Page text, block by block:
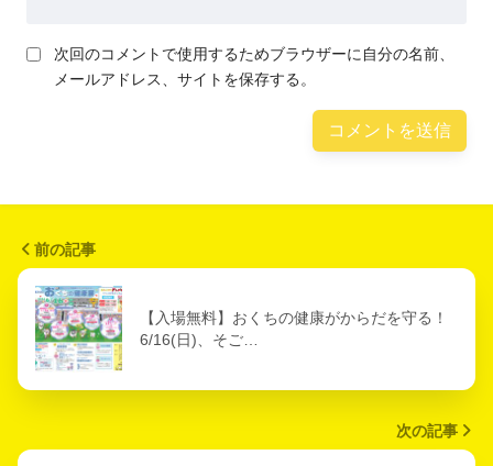
次回のコメントで使用するためブラウザーに自分の名前、
メールアドレス、サイトを保存する。
前の記事
【入場無料】おくちの健康がからだを守る！
6/16(日)、そご…
次の記事